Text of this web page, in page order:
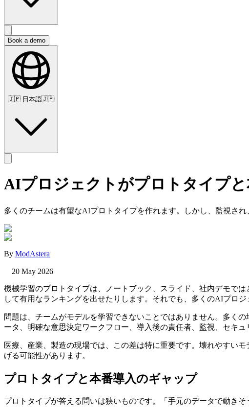
Book a demo
🇯🇵 日本語🇯🇵
AIプロジェクトがプロトタイプ
多くのチームは有望なAIプロトタイプを作れます。しかし、監視さ
By ModAstera
20 May 2026
機械学習のプロトタイプは、ノートブック、スライド、社内デモで
して有用なランキングを出せたりします。それでも、多くのAIプロ
問題は、チームがモデルを学習できないことではありません。多く
ータ、明確な意思決定ワークフロー、導入後の責任者、監視、セキュ
医療、産業、製造の現場では、この差は特に重要です。壊れやすい
げる可能性があります。
プロトタイプと本番導入のギャップ
プロトタイプが答える問いは狭いものです。「手元のデータで動きそ